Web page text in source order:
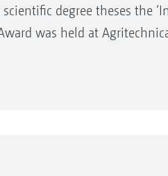
degree theses the
was held at